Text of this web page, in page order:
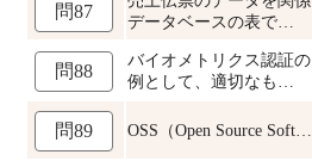
問87
データベースの表で…
問88
バイオメトリクス認証の
例として、適切なも…
問89 OSS（Open Source Soft…